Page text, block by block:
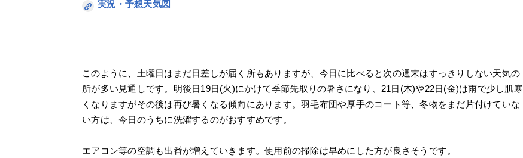
実況・予想天気図
このように、土曜日はまだ日差しが届く所もありますが、今日に比べると次の週末はすっきりしない天気の
所が多い見通しです。明後日19日(火)にかけて季節先取りの暑さになり、21日(木)や22日(金)は雨で少し肌寒
くなりますがその後は再び暑くなる傾向にあります。羽毛布団や厚手のコート等、冬物をまだ片付けていな
い方は、今日のうちに洗濯するのがおすすめです。
エアコン等の空調も出番が増えていきます。使用前の掃除は早めにした方が良さそうです。